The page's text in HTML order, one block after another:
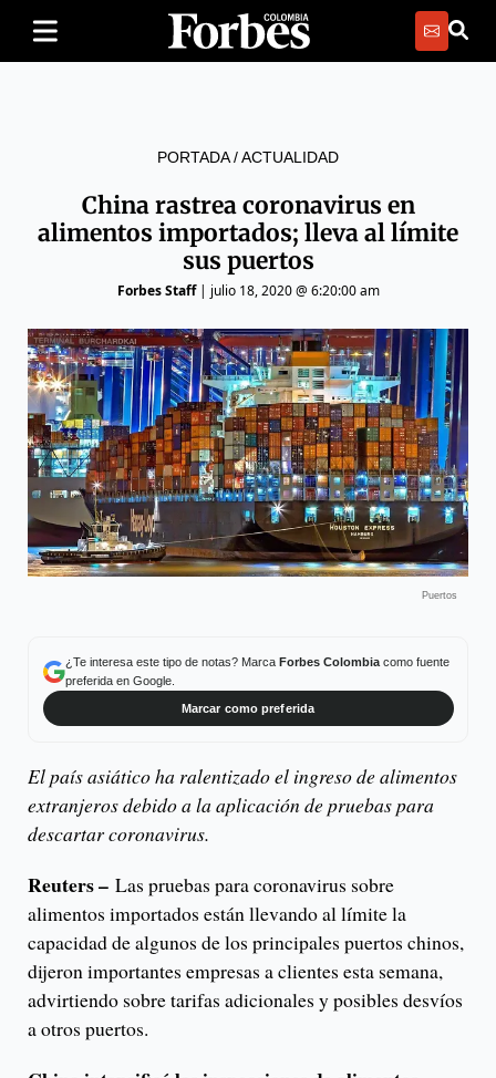
PORTADA/ACTUALIDAD
China rastrea coronavirus en
alimentos importados; lleva al límite
sus puertos
Forbes Staff| julio 18, 2020 @ 6:20:00 am
Puertos
¿Te interesa este tipo de notas? Marca Forbes Colombiacomo fuente
preferida en Google.
Marcar como preferida
El país asiático ha ralentizado el ingreso de alimentos
extranjeros debido a la aplicación de pruebas para
descartar coronavirus.
Reuters – Las pruebas para coronavirus sobre
alimentos importados están llevando al límite la
capacidad de algunos de los principales puertos chinos,
dijeron importantes empresas a clientes esta semana,
advirtiendo sobre tarifas adicionales y posibles desvíos
a otros puertos.